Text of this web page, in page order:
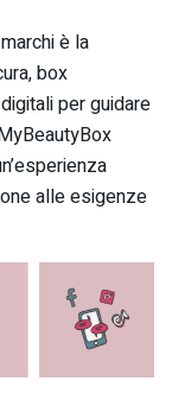
è la
box
per guidare
alle esigenze